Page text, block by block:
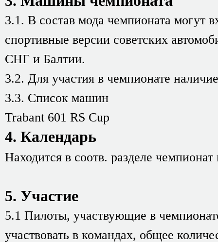
3.1. В состав мода чемпионата могут
спортивные версии советских
СНГ и Балтии.
3.2. Для участия в чемпионате
3.3. Список машин
Trabant 601 RS Cup
4. Календарь
Находится в соотв. разделе
5. Участие
5.1 Пилоты, участвующие в
участвовать в командах, общее